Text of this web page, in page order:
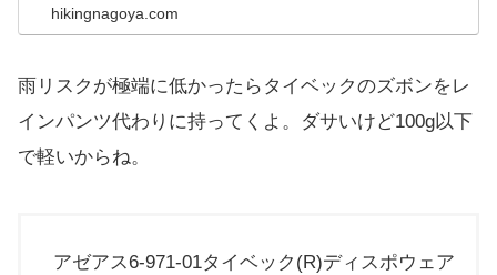
ジャケット」に注目してみました。...
hikingnagoya.com
雨リスクが極端に低かったらタイベックのズボンをレ
インパンツ代わりに持ってくよ。ダサいけど100g以下
で軽いからね。
アゼアス6-971-01タイベック(R)ディスポウェア